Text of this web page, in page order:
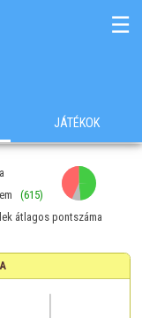
☰
JÁTÉKOK
(615)
átlagos pontszáma